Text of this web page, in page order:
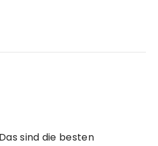
sind die besten